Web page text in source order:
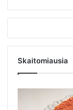
Skaitomiausia